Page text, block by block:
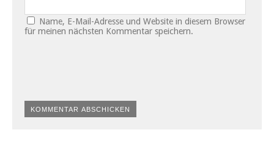
Name, E-Mail-Adresse und Website in diesem Browser
für meinen nächsten Kommentar speichern.